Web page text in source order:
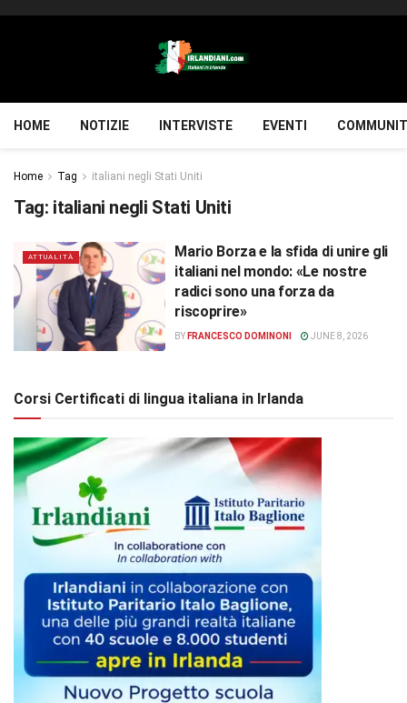
HOME NOTIZIE INTERVISTE EVENTI
Home Tag italiani negli Stati Uniti
Tag: italiani negli Stati Uniti
ATTUALITÀ
Mario Borza e la sfida di unire gli
italiani nel mondo: «Le nostre
radici sono una forza da
riscoprire»
BY FRANCESCO DOMINONI JUNE 8, 2026
Corsi Certificati di lingua italiana in Irlanda